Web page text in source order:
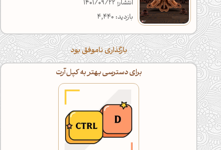
انتشار: 1401/09/22
بازدید: 4,440
بارگذاری ناموفق بود
اگه خسته شدی، با گوشی ادامه بده!